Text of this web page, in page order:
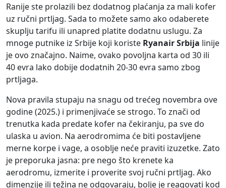
Ranije ste prolazili bez dodatnog plaćanja za mali kofer
uz ručni prtljag. Sada to možete samo ako odaberete
skuplju tarifu ili unapred platite dodatnu uslugu. Za
mnoge putnike iz Srbije koji koriste Ryanair Srbija linije
je ovo značajno. Naime, ovako povoljna karta od 30 ili
40 evra lako dobije dodatnih 20-30 evra samo zbog
prtljaga.
Nova pravila stupaju na snagu od trećeg novembra ove
godine (2025.) i primenjivaće se strogo. To znači od
trenutka kada predate kofer na čekiranju, pa sve do
ulaska u avion. Na aerodromima će biti postavljene
merne korpe i vage, a osoblje neće praviti izuzetke. Zato
je preporuka jasna: pre nego što krenete ka
aerodromu, izmerite i proverite svoj ručni prtljag. Ako
dimenzije ili težina ne odgovaraju, bolje je reagovati kod